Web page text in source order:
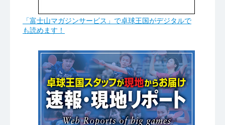
「富士山マガジンサービス」で卓球王国がデジタルで
も読めます！